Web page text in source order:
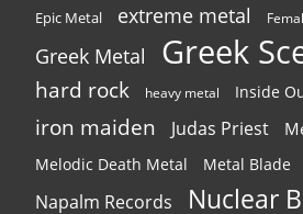
Epic Metal extreme metal
Greek Metal Greek
hard rock heavy metal Inside
iron maiden Judas Priest
Melodic Death Metal Metal Blade
Napalm Records Nuclear